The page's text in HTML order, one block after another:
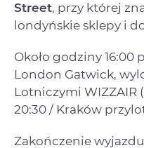
Street, przy której
londyńskie sklepy i
Około godziny 16:00
London Gatwick,
Lotniczymi
20:30 / Kraków
Zakończenie